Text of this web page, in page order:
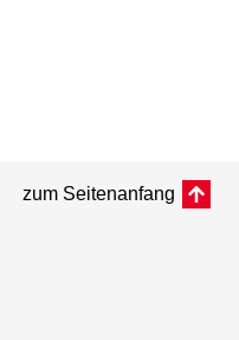
zum Seitenanfang